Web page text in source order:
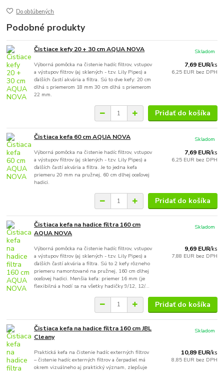
Do obľúbených
Podobné produkty
Čistiace kefy 20 + 30 cm AQUA NOVA
Výborná pomôcka na čistenie hadíc filtrov, vstupov
a výstupov filtrov (aj sklených - tzv. Lily Pipes) a
ďalších častí akvária a filtra. Sú to dve kefy: 20 cm
dlhá s priemerom 18 mm 30 cm dlhá s priemerom
22 mm.
7,69 EUR/ks
6,25 EUR bez DPH
Skladom
Pridať do košíka
Čistiaca kefa 60 cm AQUA NOVA
Výborná pomôcka na čistenie hadíc filtrov, vstupov
a výstupov filtrov (aj sklených - tzv. Lily Pipes) a
ďalších častí akvária a filtra. Je to jedna kefa
priemeru 20 mm na pružnej, 60 cm dlhej oceľovej
hadici.
7,69 EUR/ks
6,25 EUR bez DPH
Skladom
Pridať do košíka
Čistiaca kefa na hadice filtra 160 cm
AQUA NOVA
Výborná pomôcka na čistenie hadíc filtrov, vstupov
a výstupov filtrov (aj sklených - tzv. Lily Pipes) a
ďalších častí akvária a filtra. Sú to 2 kefy rôzneho
priemeru namontované na pružnej, 160 cm dlhej
oceľovej hadici. Menšia kefa: priemer 16 mm (je
flexibilná a hodí sa na všetky hadičky 9/12, 12/...
9,69 EUR/ks
7,88 EUR bez DPH
Skladom
Pridať do košíka
Čistiaca kefa na hadice filtra 160 cm JBL
Cleany
Praktická kefa na čistenie hadíc externých filtrov
– čistenie hadíc externých filtrov a čerpadiel má
okrem vizuálneho aj praktický význam, zlepšuje
10,89 EUR/ks
8,85 EUR bez DPH
Skladom